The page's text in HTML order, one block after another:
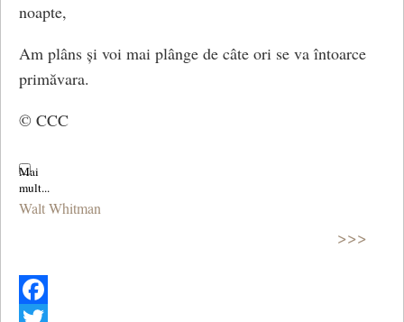
noapte,
Am plâns și voi mai plânge de câte ori se va întoarce
primăvara.
© CCC
Walt Whitman
>>>